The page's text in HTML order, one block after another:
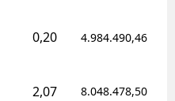
0,20 4.984.490,46
2,07 8.048.478,50